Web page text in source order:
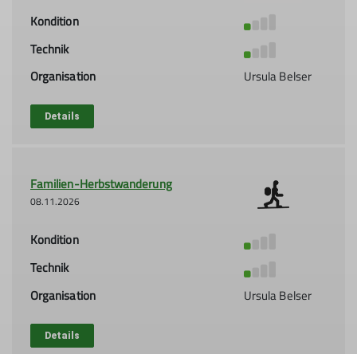
Kondition
Technik
Organisation
Ursula Belser
Details
Familien-Herbstwanderung
08.11.2026
Kondition
Technik
Organisation
Ursula Belser
Details